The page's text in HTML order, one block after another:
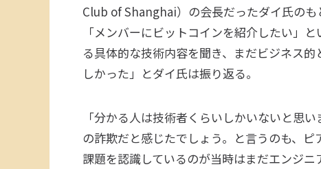
Club of Shanghai）の会長だったダイ氏の
「メンバーにビットコインを紹介したい」
る具体的な技術内容を聞き、まだビジネス
しかった」とダイ氏は振り返る。
「分かる人は技術者くらいしかいないと思
の詐欺だと感じたでしょう。と言うのも、
課題を認識しているのが当時はまだエンジ